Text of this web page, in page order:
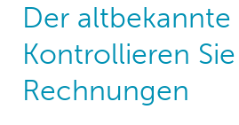
Der altbekannte
Kontrollieren
Rechnungen